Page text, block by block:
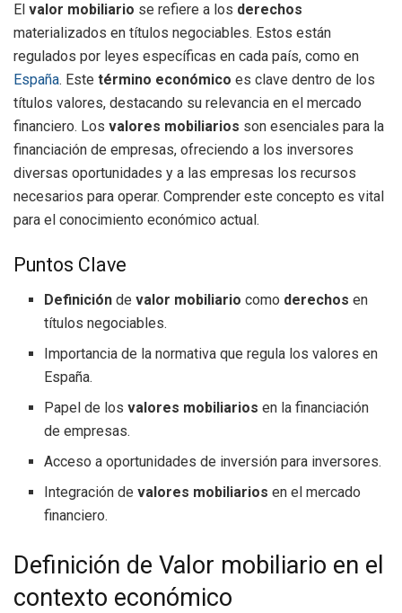
El valor mobiliario se refiere a los derechos
materializados en títulos negociables. Estos están
regulados por leyes específicas en cada país, como en
España. Este término económico es clave dentro de los
títulos valores, destacando su relevancia en el mercado
financiero. Los valores mobiliarios son esenciales para la
financiación de empresas, ofreciendo a los inversores
diversas oportunidades y a las empresas los recursos
necesarios para operar. Comprender este concepto es vital
para el conocimiento económico actual.
Puntos Clave
Definición devalor mobiliario como derechos en
títulos negociables.
Importancia de la normativa que regula los valores en
España.
Papel de losvalores mobiliarios en la financiación
de empresas.
Acceso a oportunidades de inversión para inversores.
Integración devalores mobiliarios en el mercado
financiero.
Definición de Valor mobiliario en el
contexto económico